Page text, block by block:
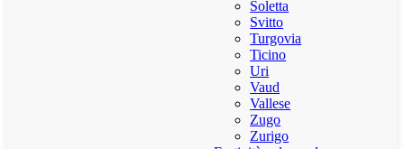
Soletta
Svitto
Turgovia
Ticino
Uri
Vaud
Vallese
Zugo
Zurigo